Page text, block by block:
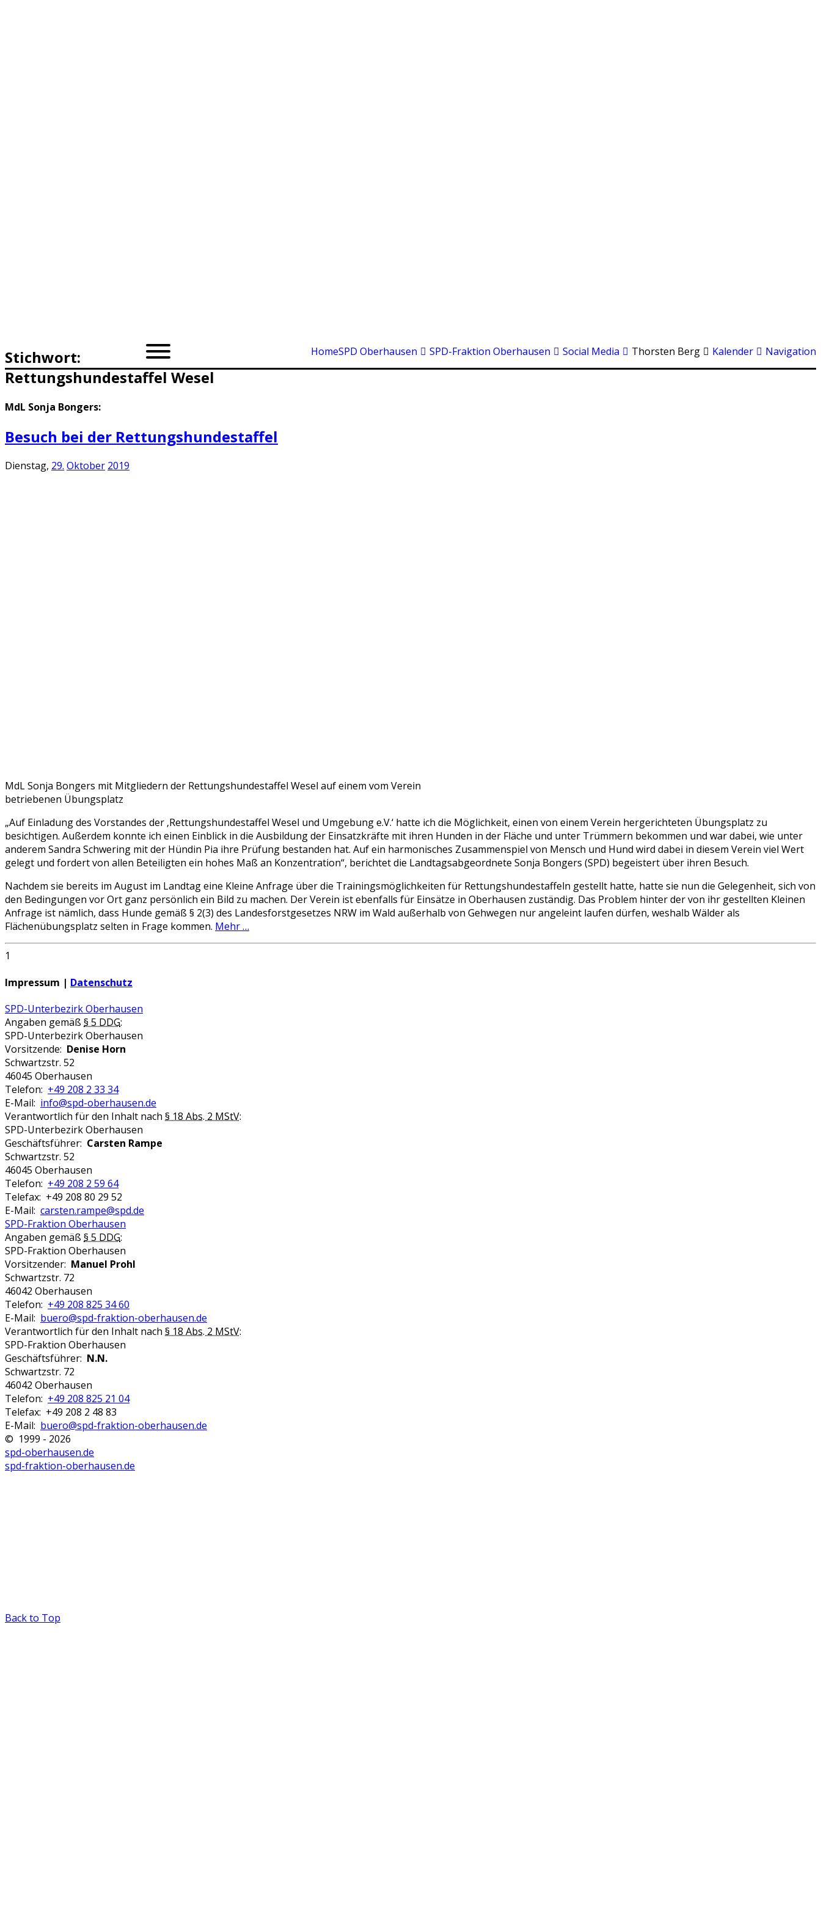
HomeSPD Oberhausen SPD-Fraktion Oberhausen Social Media Thorsten Berg Kalender Navigation
Stichwort:
Rettungshundestaffel Wesel
MdL Sonja Bongers:
Besuch bei der Rettungshundestaffel
Dienstag, 29. Oktober 2019
MdL Sonja Bongers mit Mitgliedern der Rettungshundestaffel Wesel auf einem vom Verein
betriebenen Übungsplatz
„Auf Einladung des Vorstandes der ‚Rettungshundestaffel Wesel und Umgebung e.V.‘ hatte ich die Möglichkeit, einen von einem Verein hergerichteten Übungsplatz zu
besichtigen. Außerdem konnte ich einen Einblick in die Ausbildung der Einsatzkräfte mit ihren Hunden in der Fläche und unter Trümmern bekommen und war dabei, wie unter
anderem Sandra Schwering mit der Hündin Pia ihre Prüfung bestanden hat. Auf ein harmonisches Zusammenspiel von Mensch und Hund wird dabei in diesem Verein viel Wert
gelegt und fordert von allen Beteiligten ein hohes Maß an Konzentration“, berichtet die Landtagsabgeordnete Sonja Bongers (SPD) begeistert über ihren Besuch.
Nachdem sie bereits im August im Landtag eine Kleine Anfrage über die Trainingsmöglichkeiten für Rettungshundestaffeln gestellt hatte, hatte sie nun die Gelegenheit, sich von
den Bedingungen vor Ort ganz persönlich ein Bild zu machen. Der Verein ist ebenfalls für Einsätze in Oberhausen zuständig. Das Problem hinter der von ihr gestellten Kleinen
Anfrage ist nämlich, dass Hunde gemäß § 2(3) des Landesforstgesetzes NRW im Wald außerhalb von Gehwegen nur angeleint laufen dürfen, weshalb Wälder als
Flächenübungsplatz selten in Frage kommen. Mehr …
1
Impressum | Datenschutz
SPD-Unterbezirk Oberhausen
Angaben gemäß § 5 DDG:
SPD-Unterbezirk Oberhausen
Vorsitzende: Denise Horn
Schwartzstr. 52
46045 Oberhausen
Telefon: +49 208 2 33 34
E-Mail: info@spd-oberhausen.de
Verantwortlich für den Inhalt nach § 18 Abs. 2 MStV:
SPD-Unterbezirk Oberhausen
Geschäftsführer: Carsten Rampe
Schwartzstr. 52
46045 Oberhausen
Telefon: +49 208 2 59 64
Telefax: +49 208 80 29 52
E-Mail: carsten.rampe@spd.de
SPD-Fraktion Oberhausen
Angaben gemäß § 5 DDG:
SPD-Fraktion Oberhausen
Vorsitzender: Manuel Prohl
Schwartzstr. 72
46042 Oberhausen
Telefon: +49 208 825 34 60
E-Mail: buero@spd-fraktion-oberhausen.de
Verantwortlich für den Inhalt nach § 18 Abs. 2 MStV:
SPD-Fraktion Oberhausen
Geschäftsführer: N.N.
Schwartzstr. 72
46042 Oberhausen
Telefon: +49 208 825 21 04
Telefax: +49 208 2 48 83
E-Mail: buero@spd-fraktion-oberhausen.de
© 1999 - 2026
spd-oberhausen.de
spd-fraktion-oberhausen.de
Back to Top